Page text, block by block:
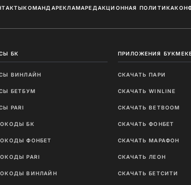
КОМАНДАРЕКЛАМАРЕДАКЦИОННАЯ ПОЛИТИКА
БК
ВИНЛАЙН
БЕТБУМ
PARI
БК
ФОНБЕТ
PARI
ВИНЛАЙН
ПРИЛОЖЕНИЯ
СКАЧАТЬ ПАРИ
СКАЧАТЬ WINLINE
СКАЧАТЬ BETBOOM
СКАЧАТЬ ФОНБЕТ
СКАЧАТЬ МАРАФОН
СКАЧАТЬ ЛЕОН
СКАЧАТЬ БЕТСИТИ